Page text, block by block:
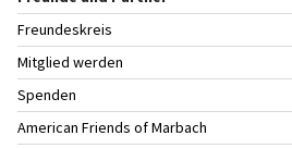
Freundeskreis
Mitglied werden
Spenden
American Friends of Marbach